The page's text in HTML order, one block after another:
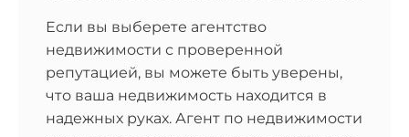
репутацией, вы можете быть уверены,
что ваша недвижимость находится в
надежных руках. Агент по недвижимости
организует просмотры и поддерживает
вашу недвижимость в наилучшем